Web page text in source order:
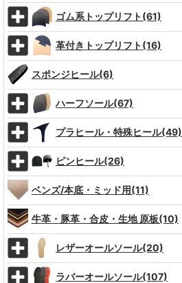
ゴム系トップリフト(61)
革付きトップリフト(16)
スポンジヒール(6)
ハーフソール(67)
プラヒール・特殊ヒール(49)
ピンヒール(26)
ベンズ/本底・ミッド用(11)
牛革・豚革・合皮・生地 原板(10)
レザーオールソール(20)
ラバーオールソール(107)